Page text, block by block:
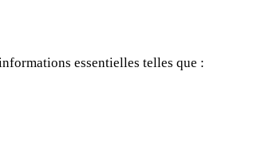
essentielles telles que :